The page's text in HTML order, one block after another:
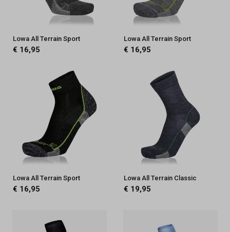
Lowa All Terrain Sport
€ 16,95
Lowa All Terrain Sport
€ 16,95
Lowa All Terrain Sport
€ 16,95
Lowa All Terrain Classic
€ 19,95